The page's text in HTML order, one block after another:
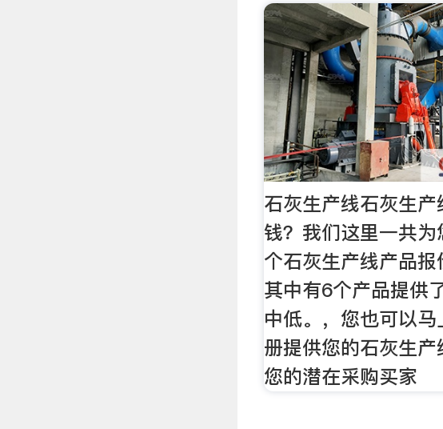
石灰生产线石灰生产
钱？我们这里一共
个石灰生产线产品报
其中有6个产品提供
中低。，您也可以马
册提供您的石灰生产
您的潜在采购买家